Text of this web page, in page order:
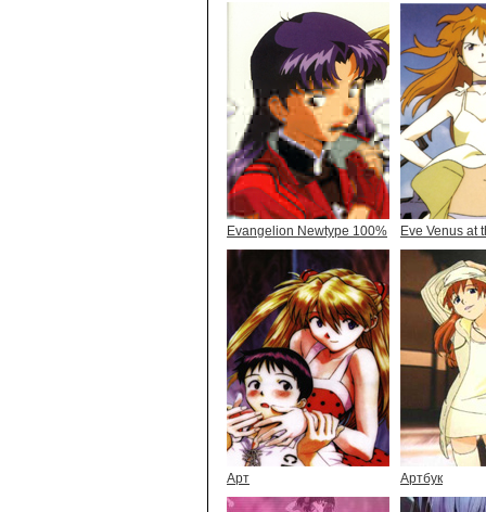
Evangelion Newtype 100% Eve Venus at
Арт Артбук